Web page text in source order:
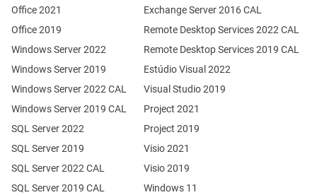
Office 2021
Office 2019
Windows Server 2022
Windows Server 2019
SQL Server 2022
SQL Server 2019
Windows Server 2022 CAL
Windows Server 2019 CAL
SQL Server 2022 CAL
SQL Server 2019 CAL
Remote Desktop Services 2022 CAL
Remote Desktop Services 2019 CAL
Exchange Server 2016 CAL
Estúdio Visual 2022
Visual Studio 2019
Project 2021
Project 2019
Visio 2021
Visio 2019
Windows 11